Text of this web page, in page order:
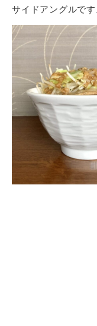
サイドアングルです